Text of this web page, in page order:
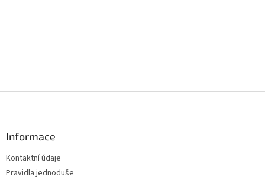
Informace
Kontaktní údaje
Pravidla jednoduše